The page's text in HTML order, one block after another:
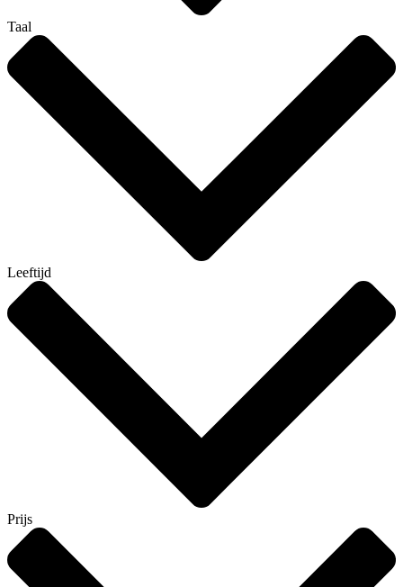
Taal
Leeftijd
Prijs